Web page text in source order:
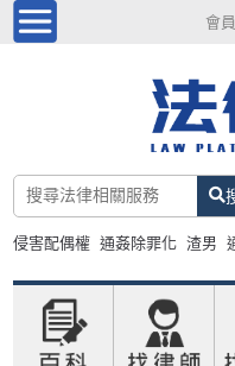
會
侵害配偶權 通姦除罪化 渣男